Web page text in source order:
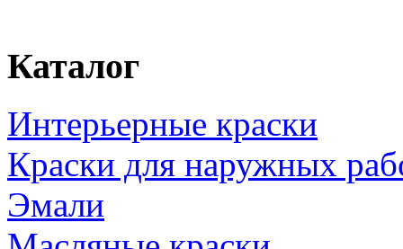
Каталог
Интерьерные краски
Краски для наружных
Эмали